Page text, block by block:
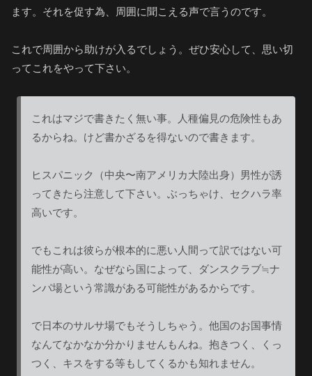
ます。それを促す為、周囲に聞こえる声で言うのです。
これで周囲から助けが入るでしょう。ぜひ安心して、思い切
ってこれをやって下さい。
これはマジで書きたく無い事。人種偏見の危険性もあ
るからね。けど書かざるを得ないので書きます。
ヒスパニック（中央〜南アメリカ大陸出身）男性が誘
ってきたら注意して下さい。ぶっちゃけ、セクハラ率
高いです。
でもこれは彼らが根本的に悪い人間って訳ではない可
能性が高い。なぜなら国によって、ダンスクラブ≒ナ
ンパ場という常識がある可能性があるからです。
で日本のサルサ場でもそうしちゃう。他国のお国事情
なんてなかなか分かりませんもんね。抱きつく、くっ
つく、キスをする等もしてくるかも知れません。